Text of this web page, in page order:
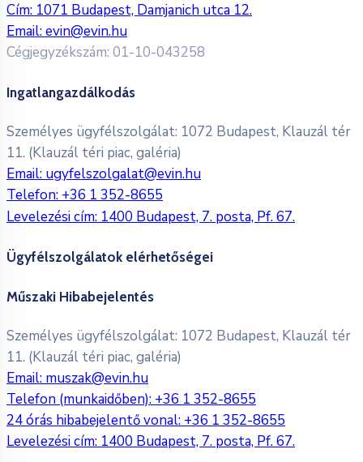
Cím: 1071 Budapest, Damjanich utca 12.
Email:evin@evin.hu
Cégjegyzékszám: 01-10-043258
Ingatlangazdálkodás
Személyes ügyfélszolgálat: 1072 Budapest, Klauzál tér
11. (Klauzál téri piac, galéria)
Email: ugyfelszolgalat@evin.hu
Telefon: +36 1 352-8655
Levelezési cím: 1400 Budapest, 7. posta, Pf. 67.
Ügyfélszolgálatok elérhetőségei
Műszaki Hibabejelentés
Személyes ügyfélszolgálat: 1072 Budapest, Klauzál tér
11. (Klauzál téri piac, galéria)
Email: muszak@evin.hu
Telefon (munkaidőben): +36 1 352-8655
24 órás hibabejelentő vonal: +36 1 352-8655
Levelezési cím: 1400 Budapest, 7. posta, Pf. 67.